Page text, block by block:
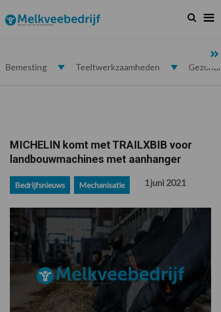
de
hoofdnavigatie
de
hoofd
de
eerste
de
voettekst
Melkveebedrijf.nl Zoeken...
Zoek
Bemesting Teeltwerkzaamheden
MICHELIN komt met TRAILXBIB voor
landbouwmachines met aanhanger
Bedrijfsnieuws Mechanisatie 1 juni 2021